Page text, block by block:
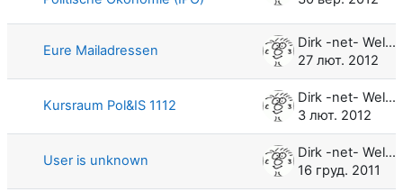
Eure Mailadressen
Dirk -net- Weller
27 лют. 2012
Kursraum Pol&IS 1112
Dirk -net- Weller
3 лют. 2012
User is unknown
Dirk -net- Weller
16 груд. 2011